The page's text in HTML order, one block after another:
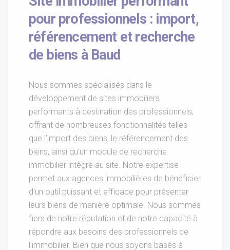
pour professionnels : import,
référencement et recherche
de biens à Baud
Nous sommes spécialisés dans le
développement de sites immobiliers
performants à destination des professionnels,
offrant de nombreuses fonctionnalités telles
que l'import des biens, le référencement des
biens, ainsi qu'un module de recherche
immobilier intégré au site. Notre expertise
permet aux agences immobilières de bénéficier
d'un outil puissant et efficace pour présenter
leurs biens de manière optimale. Nous sommes
fiers de notre réputation et de notre capacité à
répondre aux besoins des professionnels de
l'immobilier. Bien que nous soyons basés à